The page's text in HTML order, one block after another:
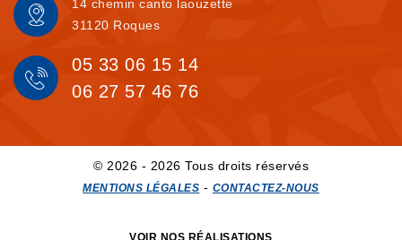
14 chemin canto laouzette
31120 Roques
05 33 06 15 14
06 27 57 46 76
© 2026 - 2026 Tous droits réservés
MENTIONS LÉGALES - CONTACTEZ-NOUS
VOIR NOS RÉALISATIONS